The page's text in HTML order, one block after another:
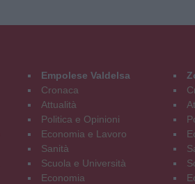
Empolese Valdelsa
Cronaca
Attualità
Politica e Opinioni
Economia e Lavoro
Sanità
Scuola e Università
Economia